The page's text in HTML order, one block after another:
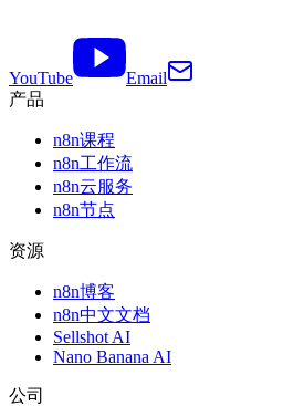
YouTube
Email
产品
n8n课程
n8n工作流
n8n云服务
n8n节点
资源
n8n博客
n8n中文文档
Sellshot AI
Nano Banana AI
公司